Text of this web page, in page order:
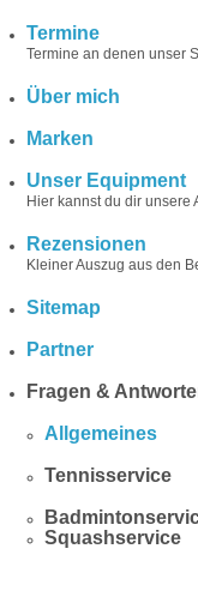
Termine
Termine an denen unser
Über mich
Marken
Unser Equipment
Hier kannst du dir unsere
Rezensionen
Kleiner Auszug aus den
Sitemap
Partner
Fragen &
Allgemeines
Tennisservice
Squashservice